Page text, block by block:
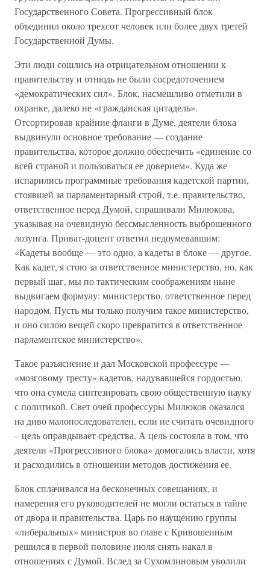
Государственного Совета. Прогрессивный блок
объединил около трехсот человек или более двух третей
Государственной Думы.
Эти люди сошлись на отрицательном отношении к
правительству и отнюдь не были сосредоточением
«демократических сил». Блок, насмешливо отметили в
охранке, далеко не «гражданская цитадель».
Отсортировав крайние фланги в Думе, деятели блока
выдвинули основное требование — создание
правительства, которое должно обеспечить «единение со
всей страной и пользоваться ее доверием». Куда же
испарились программные требования кадетской партии,
стоявшей за парламентарный строй, т.е. правительство,
ответственное перед Думой, спрашивали Милюкова,
указывая на очевидную бессмысленность выброшенного
лозунга. Приват-доцент ответил недоумевавшим:
«Кадеты вообще — это одно, а кадеты в блоке — другое.
Как кадет, я стою за ответственное министерство, но, как
первый шаг, мы по тактическим соображениям ныне
выдвигаем формулу: министерство, ответственное перед
народом. Пусть мы только получим такое министерство,
и оно силою вещей скоро превратится в ответственное
парламентское министерство».
Такое разъяснение и дал Московской профессуре —
«мозговому тресту» кадетов, надувавшейся гордостью,
что она сумела синтезировать свою общественную науку
с политикой. Свет очей профессуры Милюков оказался
на диво малопоследователен, если не считать очевидного
– цель оправдывает средства. А цель состояла в том, что
деятели «Прогрессивного блока» домогались власти, хотя
и расходились в отношении методов достижения ее.
Блок сплачивался на бесконечных совещаниях, и
намерения его руководителей не могли остаться в тайне
от двора и правительства. Царь по наущению группы
«либеральных» министров во главе с Кривошеиным
решился в первой половине июля снять накал в
отношениях с Думой. Вслед за Сухомлиновым уволили